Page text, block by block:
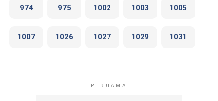
974 975 1002 1003 1005
1007 1026 1027 1029 1031